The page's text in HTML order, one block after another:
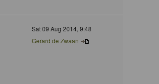
Sat 09 Aug 2014, 9:48
Gerard de Zwaan